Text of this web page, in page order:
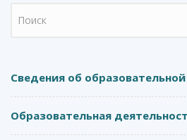
Форма поиска
Сведения об
Образовательная